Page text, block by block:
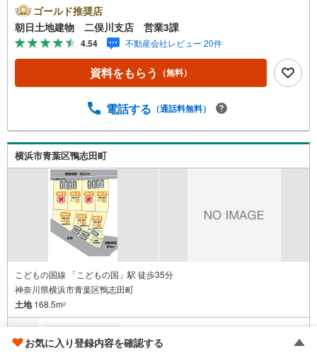
ーナーなど、お子様にも退屈せずにお過ごし頂けます。■
テレワークで作業効率のUP化オウチ時間で人生を豊かにす
るためにONとOFFを切り替えて、家族との時間も増えて幸
せマイホームを！■ 住宅ローンのご相談承ります。■住まい
選びはフィーリングも大切です。現地の空気や雰囲気を感
じてみましょう。営業スタッフまでお問合せくださいま
そうですが住まい選びはフィーリングも大切です。現地の
情報ですお客様のこだわりを聞かせてください！■ ご来店
時にはお車の無料提携駐車場ございます。詳しくは営業ス
タッフまでお問合せくださいませ！■周辺の教育施設やスー
パー、ドラックストア等の情報、災害情報等がわかる「物
件レポート」お渡します■他の物件と併せてご案内もOK-ご
自宅や指定場所から無料送迎もOK-当日見学もOKです！
ゴールド推奨店
朝日土地建物 二俣川支店 営業3課
4.54 不動産会社レビュー 20件
資料をもらう （無料）
電話する （通話料無料）
横浜市青葉区鴨志田町
こどもの国線 「こどもの国」駅 徒歩35分
神奈川県横浜市青葉区鴨志田町
土地168.5m2
お気に入り登録内容を確認する